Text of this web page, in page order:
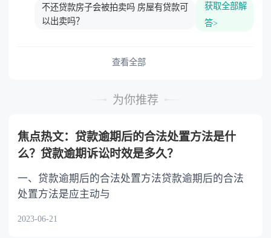
不还贷款房子会被拍卖吗 房屋有贷款可
以出卖吗？
获取全部解
答>
查看全部
为你推荐
焦点热文：贷款逾期后的合法处置方法是什
么？贷款逾期诉讼时效是多久？
一、贷款逾期后的合法处置方法贷款逾期后的合法
处置方法是应主动与
2023-06-21